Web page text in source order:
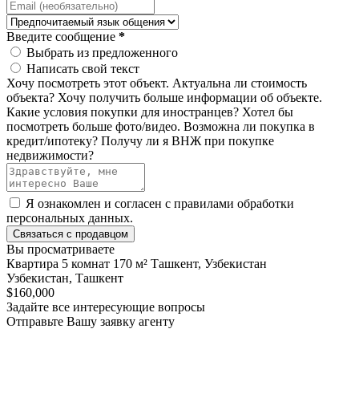
Введите сообщение *
Выбрать из предложенного
Написать свой текст
Хочу посмотреть этот объект. Актуальна ли стоимость
объекта? Хочу получить больше информации об объекте.
Какие условия покупки для иностранцев? Хотел бы
посмотреть больше фото/видео. Возможна ли покупка в
кредит/ипотеку? Получу ли я ВНЖ при покупке
недвижимости?
Я ознакомлен и согласен с правилами обработки
персональных данных.
Связаться с продавцом
Вы просматриваете
Квартира 5 комнат 170 м² Ташкент, Узбекистан
Узбекистан, Ташкент
$160,000
Задайте все интересующие вопросы
Отправьте Вашу заявку агенту